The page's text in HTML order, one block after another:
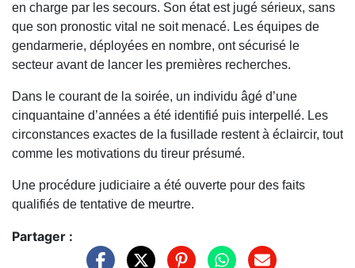
en charge par les secours. Son état est jugé sérieux, sans
que son pronostic vital ne soit menacé. Les équipes de
gendarmerie, déployées en nombre, ont sécurisé le
secteur avant de lancer les premières recherches.
Dans le courant de la soirée, un individu âgé d’une
cinquantaine d’années a été identifié puis interpellé. Les
circonstances exactes de la fusillade restent à éclaircir, tout
comme les motivations du tireur présumé.
Une procédure judiciaire a été ouverte pour des faits
qualifiés de tentative de meurtre.
Partager :